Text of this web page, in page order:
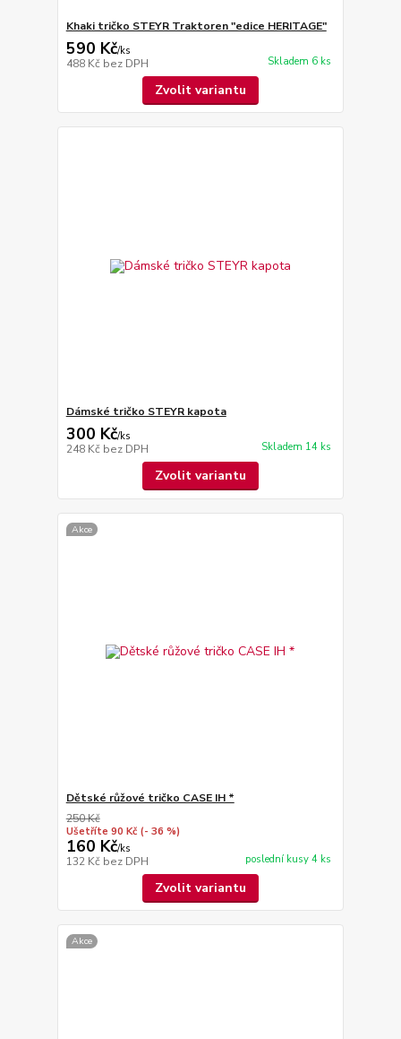
Khaki tričko STEYR Traktoren "edice HERITAGE"
590 Kč/ks
488 Kč bez DPH Skladem 6 ks
Zvolit variantu
Dámské tričko STEYR kapota
300 Kč/ks
248 Kč bez DPH Skladem 14 ks
Zvolit variantu
Akce
Dětské růžové tričko CASE IH *
250 Kč
Ušetříte 90 Kč (- 36 %)
160 Kč/ks
132 Kč bez DPH poslední kusy 4 ks
Zvolit variantu
Akce